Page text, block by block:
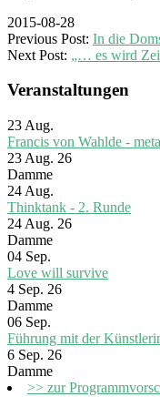
2015-08-28
Previous Post: In die
Next Post: „… es wird
Veranstaltungen
23 Aug.
Francis von Wahlde -
23 Aug. 26
Damme
24 Aug.
Thinktank - 2. Runde
24 Aug. 26
Damme
04 Sep.
Love will survive
4 Sep. 26
Damme
06 Sep.
Führung mit der
6 Sep. 26
Damme
>> zur